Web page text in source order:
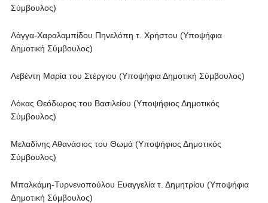
Σύμβουλος)
Λάγγα-Χαραλαμπίδου Πηνελόπη τ. Χρήστου (Υποψήφια
Δημοτική Σύμβουλος)
Λεβέντη Μαρία του Στέργιου (Υποψήφια Δημοτική Σύμβουλος)
Λόκας Θεόδωρος του Βασιλείου (Υποψήφιος Δημοτικός
Σύμβουλος)
Μελαδίνης Αθανάσιος του Θωμά (Υποψήφιος Δημοτικός
Σύμβουλος)
Μπαλκάμη-Τυρνενοπούλου Ευαγγελία τ. Δημητρίου (Υποψήφια
Δημοτική Σύμβουλος)